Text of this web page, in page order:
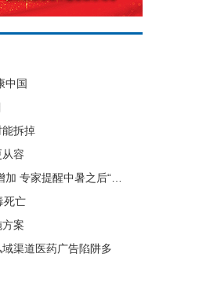
中国
拆掉
容
死亡
案
渠道医药广告陷阱多